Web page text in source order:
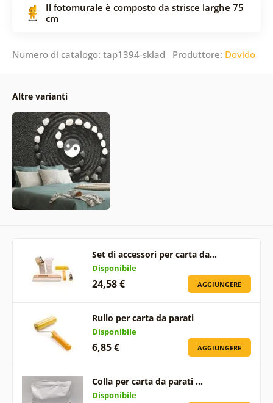
Il fotomurale è composto da strisce larghe 75
cm
Numero di catalogo: tap1394-sklad Produttore: Dovido
Altre varianti
Set di accessori per carta da…
Disponibile
24,58 € AGGIUNGERE
Rullo per carta da parati
Disponibile
6,85 € AGGIUNGERE
Colla per carta da parati …
Disponibile